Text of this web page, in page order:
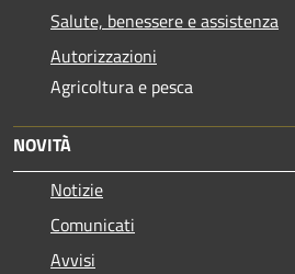
Salute, benessere e assistenza
Autorizzazioni
Agricoltura e pesca
NOVITÀ
Notizie
Comunicati
Avvisi